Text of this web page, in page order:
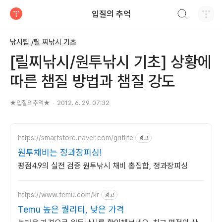
입질의 추억
낚시팁 /릴 찌낚시 기초
[릴찌낚시/원투낚시 기초] 상황에
따른 챔질 방법과 챔질 강도
★입질의추억★ 2012. 6. 29. 07:32
https://smartstore.naver.com/gritlife 광고
원투채비는 정과장피싱!
평점4.9의 실전 검증 원투낚시 채비 총집합, 정과장피싱
https://www.temu.com/kr 광고
Temu 높은 퀄리티, 낮은 가격